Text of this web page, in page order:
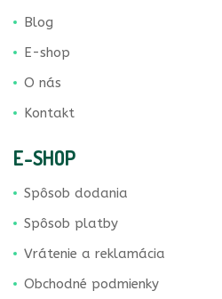
Blog
E-shop
O nás
Kontakt
E-SHOP
Spôsob dodania
Spôsob platby
Vrátenie a reklamácia
Obchodné podmienky